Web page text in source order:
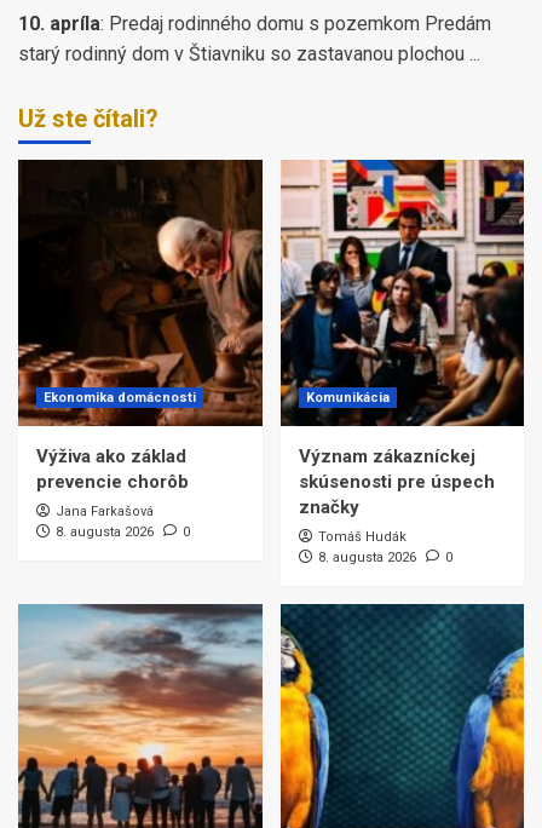
10. apríla: Predaj rodinného domu s pozemkom Predám
starý rodinný dom v Štiavniku so zastavanou plochou ...
Už ste čítali?
Ekonomika domácnosti
Výživa ako základ
prevencie chorôb
Jana Farkašová
8. augusta 2026
0
Komunikácia
Význam zákazníckej
skúsenosti pre úspech
značky
Tomáš Hudák
8. augusta 2026
0